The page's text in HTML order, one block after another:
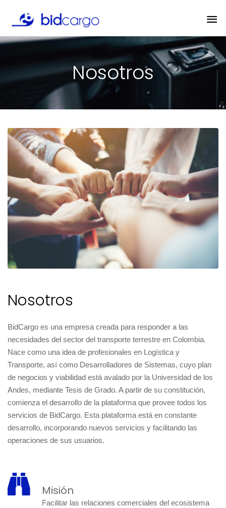
Nosotros
Nosotros
BidCargo es una empresa creada para responder a las
necesidades del sector del transporte terrestre en Colombia.
Nace como una idea de profesionales en Logística y
Transporte, así como Desarrolladores de Sistemas, cuyo plan
de negocios y viabilidad está avalado por la Universidad de los
Andes, mediante Tesis de Grado. A partir de su constitución,
comienza el desarrollo de la plataforma que provee todos los
servicios de BidCargo. Esta plataforma está en constante
desarrollo, incorporando nuevos servicios y facilitando las
operaciones de sus usuarios.
Misión
Facilitar las relaciones comerciales del ecosistema